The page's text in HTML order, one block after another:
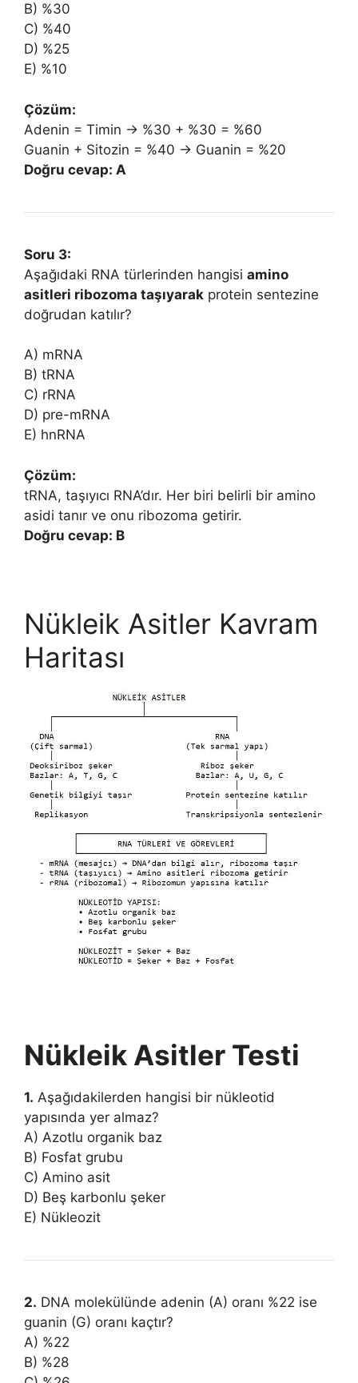
B) %30
C) %40
D) %25
E) %10
Çözüm:
Adenin = Timin → %30 + %30 = %60
Guanin + Sitozin = %40 → Guanin = %20
Doğru cevap: A
Soru 3:
Aşağıdaki RNA türlerinden hangisi amino
asitleri ribozoma taşıyarak protein sentezine
doğrudan katılır?
A) mRNA
B) tRNA
C) rRNA
D) pre-mRNA
E) hnRNA
Çözüm:
tRNA, taşıyıcı RNA’dır. Her biri belirli bir amino
asidi tanır ve onu ribozoma getirir.
Doğru cevap: B
Nükleik Asitler Kavram
Haritası
Nükleik Asitler Testi
1. Aşağıdakilerden hangisi bir nükleotid
yapısında yer almaz?
A) Azotlu organik baz
B) Fosfat grubu
C) Amino asit
D) Beş karbonlu şeker
E) Nükleozit
2. DNA molekülünde adenin (A) oranı %22 ise
guanin (G) oranı kaçtır?
A) %22
B) %28